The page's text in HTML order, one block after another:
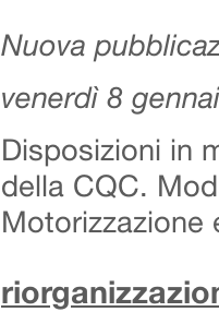
Nuova
venerdì 8
Disposizioni in
della CQC.
Motorizzazione